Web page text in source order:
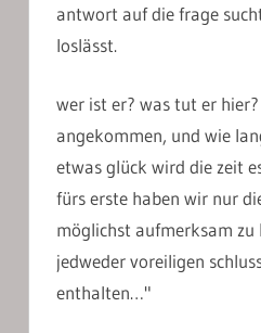
antwort auf die frage
loslässt.
wer ist er? was tut er
angekommen, und wie
etwas glück wird die zeit
fürs erste haben wir nur
möglichst aufmerksam
jedweder voreiligen
enthalten…"